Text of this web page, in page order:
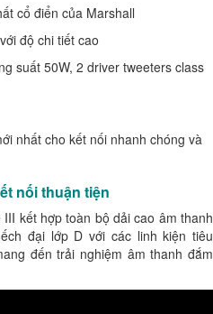
cổ điển của Marshall
độ chi tiết cao
suất 50W, 2 driver tweeters class
nhất cho kết nối nhanh chóng và
nối thuận tiện
III kết hợp toàn bộ dải cao âm thanh
đại lớp D với các linh kiện tiêu
đến trải nghiệm âm thanh đắm